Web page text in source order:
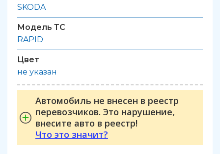
SKODA
Модель ТС
RAPID
Цвет
не указан
Автомобиль не внесен в реестр
перевозчиков. Это нарушение,
внесите авто в реестр!
Что это значит?